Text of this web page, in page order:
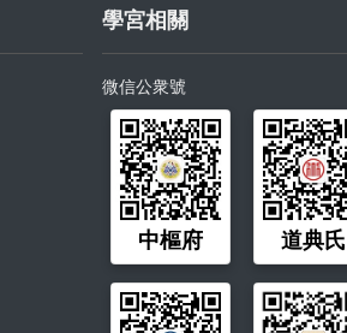
學宮相關
微信公衆號
中樞府 道典氏